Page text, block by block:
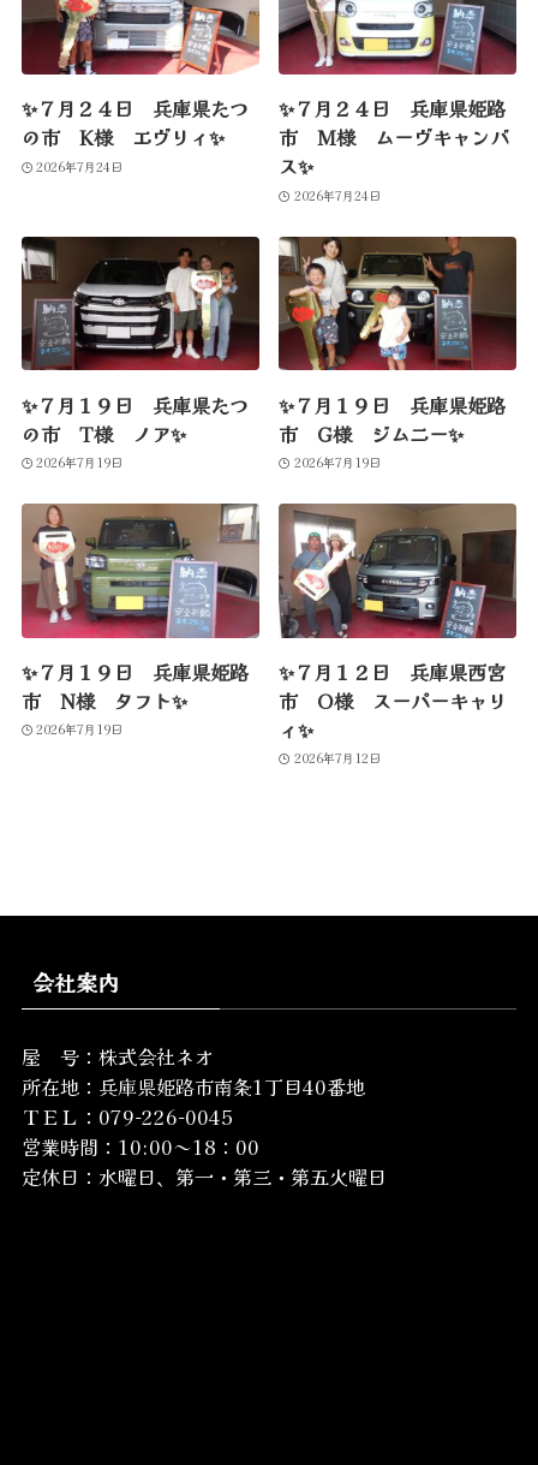
✨７月２４日 兵庫県たつ
の市 K様 エヴリィ✨
2026年7月24日
✨７月２４日 兵庫県姫路
市 M様 ムーヴキャンバ
ス✨
2026年7月24日
✨７月１９日 兵庫県たつ
の市 T様 ノア✨
2026年7月19日
✨７月１９日 兵庫県姫路
市 G様 ジムニー✨
2026年7月19日
✨７月１９日 兵庫県姫路
市 N様 タフト✨
2026年7月19日
✨７月１２日 兵庫県西宮
市 O様 スーパーキャリ
ィ✨
2026年7月12日
会社案内
屋 号：株式会社ネオ
所在地： 兵庫県姫路市南条1丁目40番地
ＴＥＬ：079-226-0045
営業時間：10:00～18：00
定休日：水曜日、第一・第三・第五火曜日